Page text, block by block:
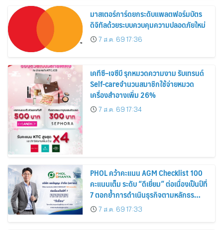
มาสเตอร์การ์ดยกระดับแพลตฟอร์มบัตร
ดิจิทัลด้วยระบบควบคุมความปลอดภัยใหม่
7 ส.ค. 69 17:36
เคทีซี–เจซีบี รุกหมวดความงาม รับเทรนด์
Self-careจำนวนสมาชิกใช้จ่ายหมวด
เครื่องสำอางเพิ่ม 26%
7 ส.ค. 69 17:34
PHOL คว้าคะแนน AGM Checklist 100
คะแนนเต็ม ระดับ “ดีเยี่ยม” ต่อเนื่องเป็นปีที่
7 ตอกย้ำการดำเนินธุรกิจตามหลักธร
รมาภิบาล โปร่งใส สร้างความเชื่อมั่นผู้ถือ
หุ้น
7 ส.ค. 69 17:33